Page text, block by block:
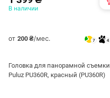
В наличии
от200 ₴/мес. 7 4
Головка для панорамной съемки
Puluz PU360R, красный (PU360R)